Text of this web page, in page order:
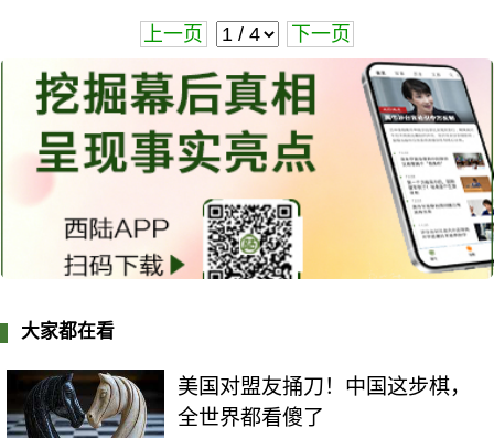
上一页 下一页
大家都在看
美国对盟友捅刀！中国这步棋，
全世界都看傻了